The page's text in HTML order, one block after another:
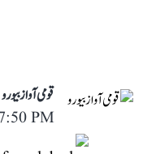
قومی آواز بیورو
PM